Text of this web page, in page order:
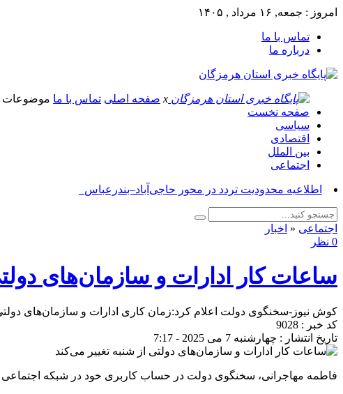
امروز : جمعه, ۱۶ مرداد , ۱۴۰۵
تماس با ما
درباره ما
x صفحه اصلی تماس با ما موضوعات
صفحه نخست
سیاسی
اقتصادی
بین الملل
اجتماعی
اطلاعیه محدودیت تردد در محور حاجی‌آباد–بندرعباس_
اجتماعی « اخبار
0 نظر
ساعات کار ادارات و سازمان‌های
کوش نیوز-سخنگوی دولت اعلام کرد:‌زمان کاری ادارات و سازمان‌های دولتی از شنبه ۲۰ اردیبهشت، از ساعت ۶ صبح
کد خبر : 9028
تاریخ انتشار : چهارشنبه 7 می 2025 - 7:17
فاطمه مهاجرانی، سخنگوی دولت در حساب کاربری خود در شبکه اجتماعی ایکس نوشت:زمان کار